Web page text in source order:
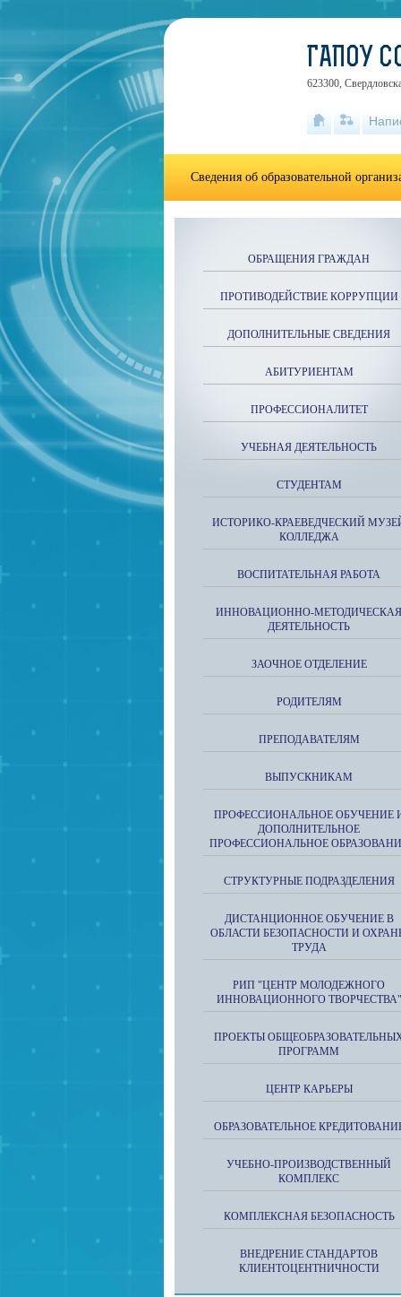
ОБРАЩЕНИЯ ГРАЖДАН
ПРОТИВОДЕЙСТВИЕ КОРРУПЦИИ
ДОПОЛНИТЕЛЬНЫЕ СВЕДЕНИЯ
АБИТУРИЕНТАМ
ПРОФЕССИОНАЛИТЕТ
УЧЕБНАЯ ДЕЯТЕЛЬНОСТЬ
СТУДЕНТАМ
ИСТОРИКО-КРАЕВЕДЧЕСКИЙ
КОЛЛЕДЖА
ВОСПИТАТЕЛЬНАЯ РАБОТА
ИННОВАЦИОННО-МЕТОДИЧЕСКАЯ
ДЕЯТЕЛЬНОСТЬ
ЗАОЧНОЕ ОТДЕЛЕНИЕ
РОДИТЕЛЯМ
ПРЕПОДАВАТЕЛЯМ
ВЫПУСКНИКАМ
ПРОФЕССИОНАЛЬНОЕ ОБУЧЕНИЕ
ДОПОЛНИТЕЛЬНОЕ
ПРОФЕССИОНАЛЬНОЕ
СТРУКТУРНЫЕ ПОДРАЗДЕЛЕНИЯ
ДИСТАНЦИОННОЕ ОБУЧЕНИЕ В
ОБЛАСТИ БЕЗОПАСНОСТИ И
ТРУДА
РИП "ЦЕНТР МОЛОДЕЖНОГО
ИННОВАЦИОННОГО ТВОРЧЕСТВА"
ПРОЕКТЫ
ПРОГРАММ
ЦЕНТР КАРЬЕРЫ
ОБРАЗОВАТЕЛЬНОЕ
УЧЕБНО-ПРОИЗВОДСТВЕННЫЙ
КОМПЛЕКС
КОМПЛЕКСНАЯ БЕЗОПАСНОСТЬ
ВНЕДРЕНИЕ СТАНДАРТОВ
КЛИЕНТОЦЕНТНИЧНОСТИ
ГАПОУ
623300,
Сведения об образовательной